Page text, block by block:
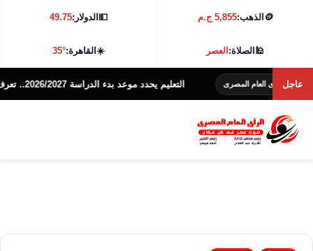
🪙 الذهب:5,855 ج.م 💵الدولار:49.75
🕌الصلاة:العصر ☀️القاهرة:35°
عاجل
المصرى التعليم يحدد موعد بدء الدراسة 2026/2027.. تعرف على التفاصيل